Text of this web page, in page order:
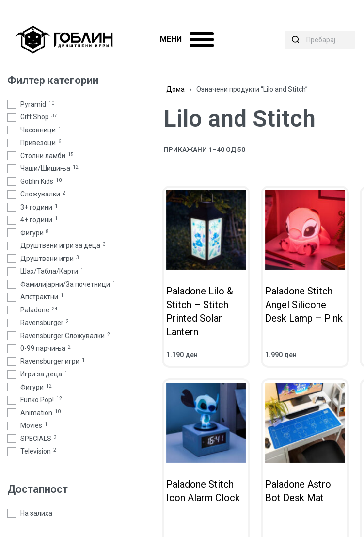
Филтер категории
Pyramid 10
Gift Shop 37
Часовници 1
Привезоци 6
Столни ламби 15
Чаши/Шишиња 12
Goblin Kids 10
Сложувалки 2
3+ години 1
4+ години 1
Фигури 8
Друштвени игри за деца 3
Друштвени игри 3
Шах/Табла/Карти 1
Фамилијарни/За почетници 1
Апстрактни 1
Paladone 24
Ravensburger 2
Ravensburger Сложувалки 2
0-99 парчиња 2
Ravensburger игри 1
Игри за деца 1
Фигури 12
Funko Pop! 12
Animation 10
Movies 1
SPECIALS 3
Television 2
Достапност
На залиха
Дома › Означени продукти “Lilo and Stitch”
Lilo and Stitch
ПРИКАЖАНИ 1–40 ОД 50
Paladone Lilo &
Stitch – Stitch
Printed Solar
Lantern
1.190 ден
ВО КОШНИЧКА
Paladone Stitch
Angel Silicone
Desk Lamp – Pink
1.990 ден
ВО КОШНИЧКА
Paladone Stitch
Icon Alarm Clock
Paladone Astro
Bot Desk Mat